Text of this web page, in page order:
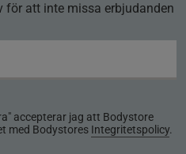
för att inte missa erbjudanden
accepterar jag att Bodystore
med Bodystores Integritetspolicy.